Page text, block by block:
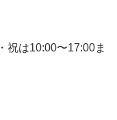
祝は10:00〜17:00ま